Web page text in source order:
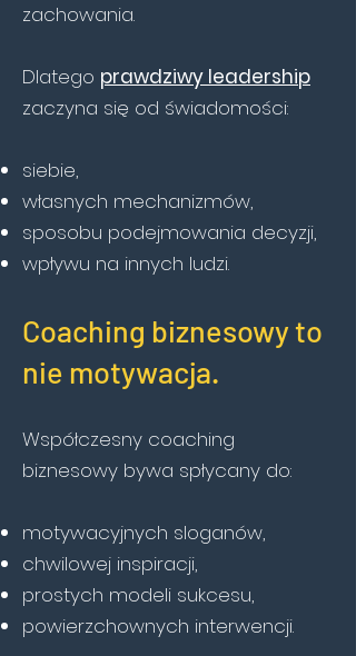
zachowania.
Dlatego prawdziwy leadership
zaczyna się od świadomości:
siebie,
własnych mechanizmów,
sposobu podejmowania decyzji,
wpływu na innych ludzi.
Coaching biznesowy to
nie motywacja.
Współczesny coaching
biznesowy bywa spłycany do:
motywacyjnych sloganów,
chwilowej inspiracji,
prostych modeli sukcesu,
powierzchownych interwencji.